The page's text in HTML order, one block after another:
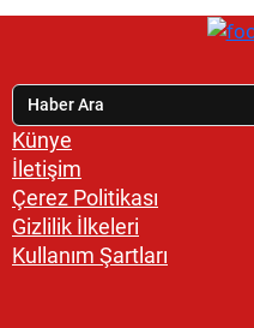
Künye
İletişim
Çerez Politikası
Gizlilik İlkeleri
Kullanım Şartları